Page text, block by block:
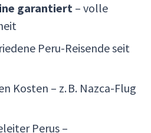
garantiert– volle
Peru-Reisende seit
Kosten – z. B. Nazca-Flug
Perus –